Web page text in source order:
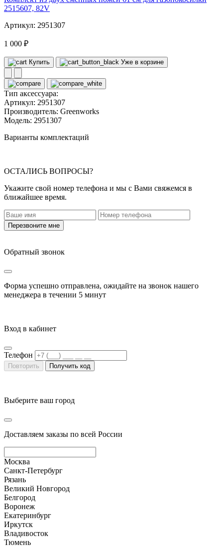
2515607, 82V
Артикул: 2951307
1 000 ₽
Купить Уже в корзине
Тип аксессуара:
Артикул: 2951307
Производитель: Greenworks
Модель: 2951307
Варианты комплектаций
ОСТАЛИСЬ ВОПРОСЫ?
Укажите свой номер телефона и мы с Вами свяжемся в
ближайшее время.
Перезвоните мне
Обратный звонок
Форма успешно отправлена, ожидайте на звонок нашего
менеджера в течении 5 минут
Вход в кабинет
Телефон
Повторить Получить код
Выберите ваш город
Доставляем заказы по всей России
Москва
Санкт-Петербург
Рязань
Великий Новгород
Белгород
Воронеж
Екатеринбург
Иркутск
Владивосток
Тюмень